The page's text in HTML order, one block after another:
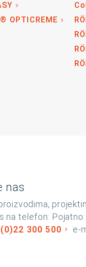
OPTICREME
nas
na telefon: Pojatno:
300 500 e-